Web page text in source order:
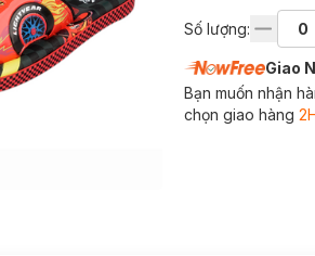
Số lượng:
Giao
Bạn muốn nhận
chọn giao hàng